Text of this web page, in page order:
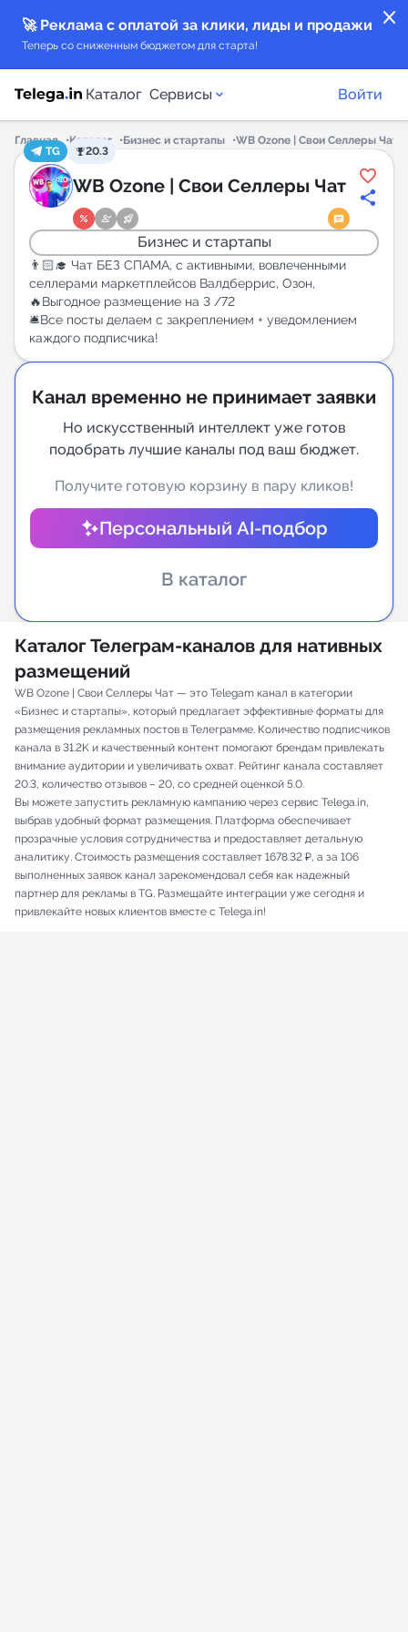
close
🚀 Реклама с оплатой за клики, лиды и продажи
Теперь со сниженным бюджетом для старта!
Каталог Сервисы
Каталог каналов
Каталог ботов
Горящие предложения
Индекс читаемости каналов в Telegram
New
New
Индивидуальное сопровождение
Аналитика Telegram
Войти
Главная Каталог Бизнес и стартапы
WB Ozone | Свои Селлеры Чат
TG
20.3
WB Ozone | Свои Селлеры Чат
Бизнес и стартапы
👨🏻‍🎓 Чат БЕЗ СПАМА, с активными, вовлеченными
селлерами маркетплейсов Валдберрис, Озон,
🔥Выгодное размещение на 3 /72
🛎Все посты делаем с закреплением + уведомлением
каждого подписчика!
Канал временно не принимает заявки
Но искусственный интеллект уже готов
подобрать лучшие каналы под ваш бюджет.
Получите готовую корзину в пару кликов!
Персональный AI-подбор
В каталог
Каталог Телеграм-каналов для нативных
размещений
WB Ozone | Свои Селлеры Чат — это Telegam канал в категории
«Бизнес и стартапы», который предлагает эффективные форматы для
размещения рекламных постов в Телеграмме. Количество подписчиков
канала в 31.2K и качественный контент помогают брендам привлекать
внимание аудитории и увеличивать охват. Рейтинг канала составляет
20.3, количество отзывов – 20, со средней оценкой 5.0.
Вы можете запустить рекламную кампанию через сервис Telega.in,
выбрав удобный формат размещения. Платформа обеспечивает
прозрачные условия сотрудничества и предоставляет детальную
аналитику. Стоимость размещения составляет 1678.32 ₽, а за 106
выполненных заявок канал зарекомендовал себя как надежный
партнер для рекламы в TG. Размещайте интеграции уже сегодня и
привлекайте новых клиентов вместе с Telega.in!